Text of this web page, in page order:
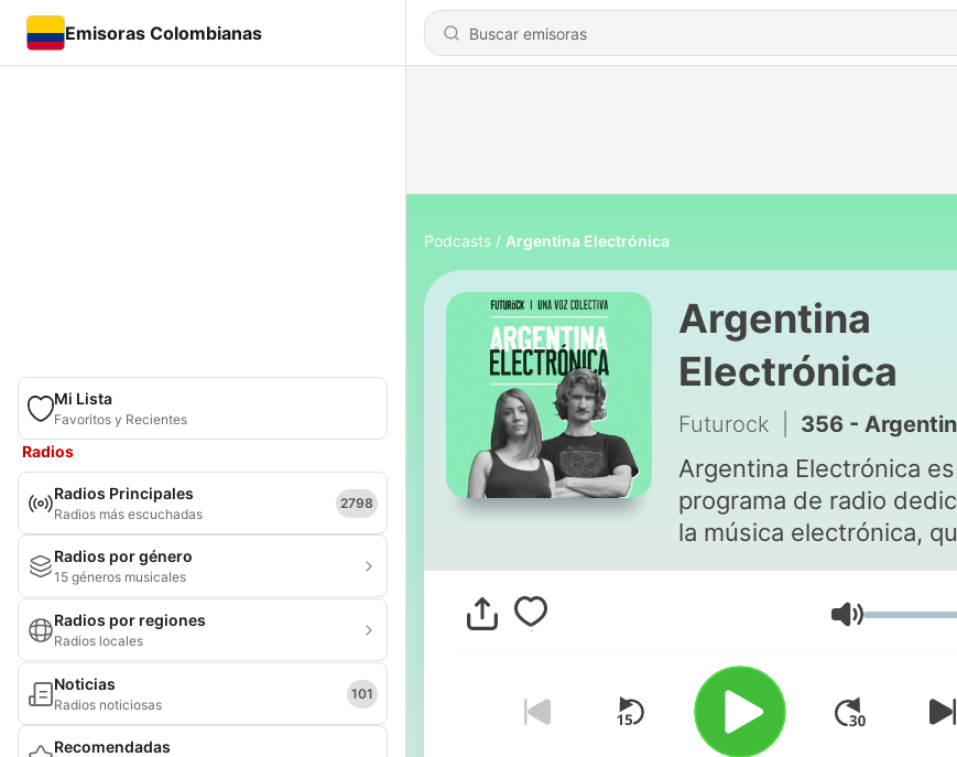
Emisoras Colombianas
Mi Lista
Favoritos y Recientes
Radios
Radios Principales
Radios más escuchadas
2798
Radios por género
15 géneros musicales
Radios por regiones
Radios locales
Noticias
Radios noticiosas
101
Recomendadas
Podcasts Argentina Electrónica
Argentina
Electrónica
Futurock 356 - Argentina Electrónica #46 | MISS
Argentina Electrónica
programa de radio
la música electrónica,
en vivo todos los
20 por Futurock.FM.
Conducen: Franco
Raffaella Becchina. Más
información en
https://aelectronica.com
Volumen